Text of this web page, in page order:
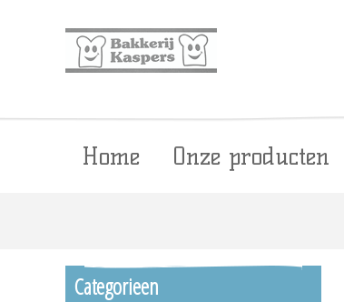
Home Onze producten
Categorieen